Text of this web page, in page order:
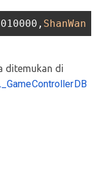
ShanWan
ditemukan di